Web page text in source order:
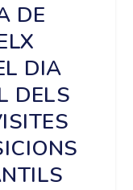
DE
DIA
DELS